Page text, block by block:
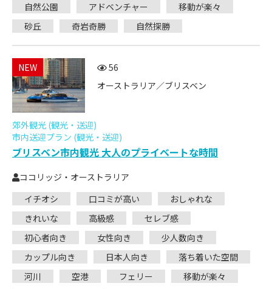
自然公園
アドベンチャー
移動が楽々
砂丘
奇岩奇勝 自然探勝
NEW
56
オーストラリア／ブリスベン
郊外観光 (観光・送迎)
市内送迎プラン (観光・送迎)
ブリスベン市内観光 大人のプライベートな時間
ココリッジ・オーストラリア
イチオシ
口コミが高い
おしゃれな
きれいな
高級感
セレブ感
初心者向き
女性向き
少人数向き
カップル向き
日本人向き
落ち着いた空間
河川
空港 フェリー
移動が楽々